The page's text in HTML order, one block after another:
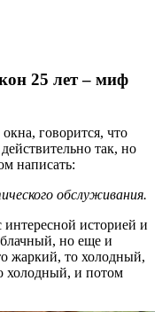
25 лет – миф
говорится, что
так, но
написать:
обслуживания.
историей и
но еще и
жаркий, то холодный,
холодный, и потом